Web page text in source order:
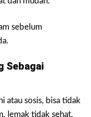
sebelum
Sebagai
atau sosis, bisa tidak
lemak tidak sehat,